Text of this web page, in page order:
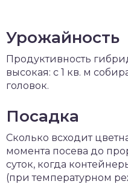
Урожайность
Продуктивность
высокая: с 1 кв. м
головок.
Посадка
Сколько всходит
момента посева до
суток, когда
(при температурном